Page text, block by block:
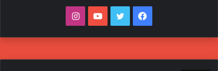
ي
و
و
ن